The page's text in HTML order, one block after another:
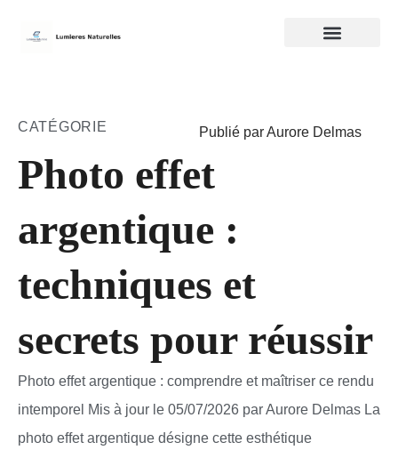
CATÉGORIE Publié par Aurore Delmas
Photo effet
argentique :
techniques et
secrets pour réussir
Photo effet argentique : comprendre et maîtriser ce rendu
intemporel Mis à jour le 05/07/2026 par Aurore Delmas La
photo effet argentique désigne cette esthétique